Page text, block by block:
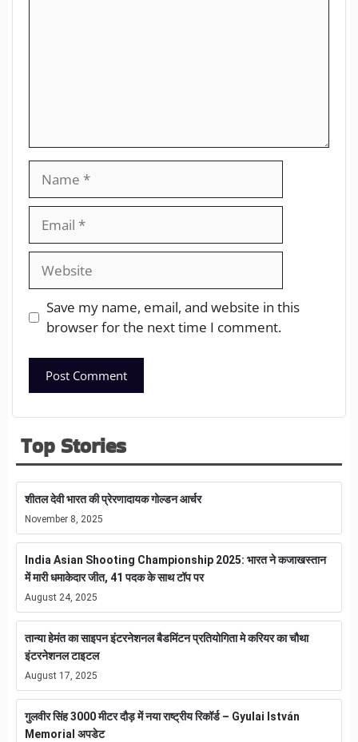
Save my name, email, and website in this
browser for the next time I comment.
Top Stories
शीतल देवी भारत की प्रेरणादायक गोल्डन आर्चर
November 8, 2025
India Asian Shooting Championship 2025: भारत ने कजाखस्तान
में मारी धमाकेदार जीत, 41 पदक के साथ टॉप पर
August 24, 2025
तान्या हेमंत का साइपन इंटरनेशनल बैडमिंटन प्रतियोगिता मे करियर का चौथा
इंटरनेशनल टाइटल
August 17, 2025
गुलवीर सिंह 3000 मीटर दौड़ में नया राष्ट्रीय रिकॉर्ड – Gyulai István
Memorial अपडेट